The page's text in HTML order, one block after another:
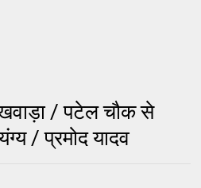
/ पटेल चौक से
/ प्रमोद यादव